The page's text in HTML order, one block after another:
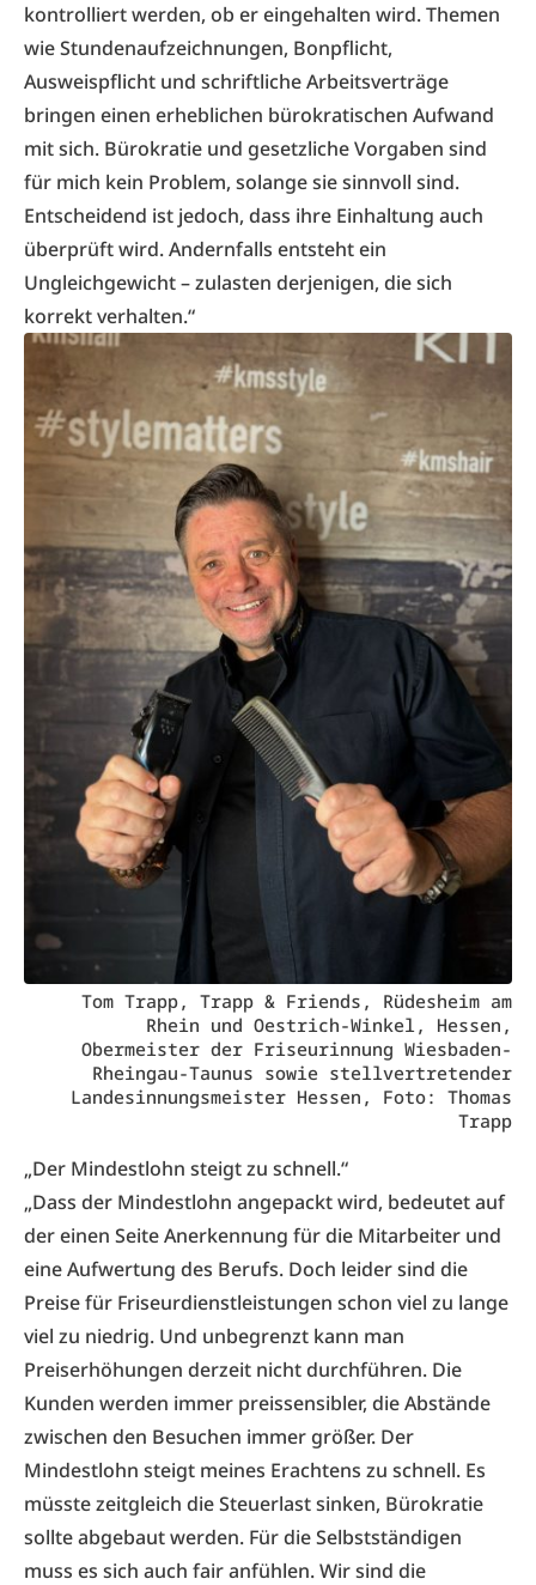
kontrolliert werden, ob er eingehalten wird. Themen
wie Stundenaufzeichnungen, Bonpflicht,
Ausweispflicht und schriftliche Arbeitsverträge
bringen einen erheblichen bürokratischen Aufwand
mit sich. Bürokratie und gesetzliche Vorgaben sind
für mich kein Problem, solange sie sinnvoll sind.
Entscheidend ist jedoch, dass ihre Einhaltung auch
überprüft wird. Andernfalls entsteht ein
Ungleichgewicht – zulasten derjenigen, die sich
korrekt verhalten.“
Tom Trapp, Trapp & Friends, Rüdesheim am
Rhein und Oestrich-Winkel, Hessen,
Obermeister der Friseurinnung Wiesbaden-
Rheingau-Taunus sowie stellvertretender
Landesinnungsmeister Hessen, Foto: Thomas
Trapp
„Der Mindestlohn steigt zu schnell.“
„Dass der Mindestlohn angepackt wird, bedeutet auf
der einen Seite Anerkennung für die Mitarbeiter und
eine Aufwertung des Berufs. Doch leider sind die
Preise für Friseurdienstleistungen schon viel zu lange
viel zu niedrig. Und unbegrenzt kann man
Preiserhöhungen derzeit nicht durchführen. Die
Kunden werden immer preissensibler, die Abstände
zwischen den Besuchen immer größer. Der
Mindestlohn steigt meines Erachtens zu schnell. Es
müsste zeitgleich die Steuerlast sinken, Bürokratie
sollte abgebaut werden. Für die Selbstständigen
muss es sich auch fair anfühlen. Wir sind die